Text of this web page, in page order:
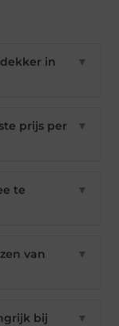
in
▼
prijs per
▼
te
▼
van
▼
bij
▼